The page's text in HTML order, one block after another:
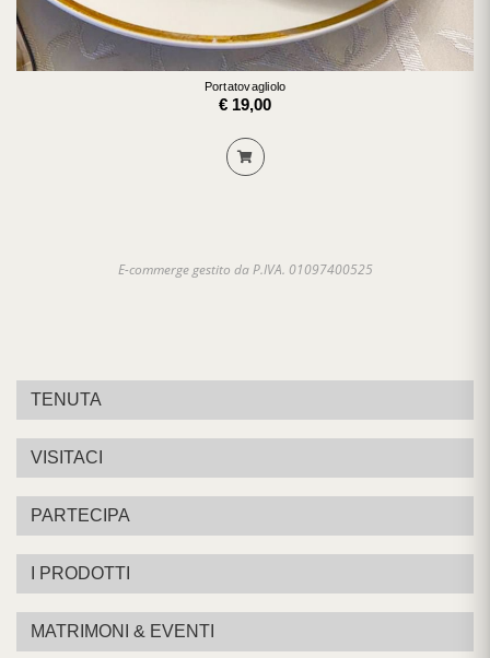
Portatovagliolo
€ 19,00
E-commerge gestito da P.IVA. 01097400525
TENUTA
VISITACI
PARTECIPA
I PRODOTTI
MATRIMONI & EVENTI